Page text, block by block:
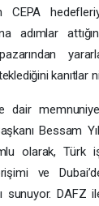
CEPA
adımlar
kanıtlar
dair
Bessam
olarak, Türk
ve
sunuyor. DAFZ